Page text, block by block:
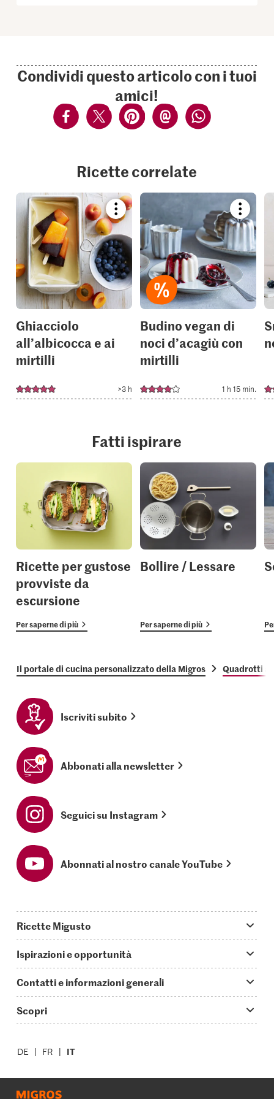
Condividi questo articolo con i tuoi
amici!
Ricette correlate
Bookmark
recipe
add
it
to
your
collections.
Ghiacciolo
all’albicocca e ai
mirtilli
>3 h
recipe
or
add
it
to
your
Budino vegan di
noci d’acagiù con
mirtilli
1 h 15 min.
Fatti ispirare
Ricette per gustose
provviste da
escursione
Per saperne di più
Bollire / Lessare
Per saperne di più
Il portale di cucina personalizzato della Migros Quadrotti
Iscriviti subito
Abbonati alla newsletter
Seguici su Instagram
Abonnati al nostro canale YouTube
Ricette Migusto
Oggi cucino
Piatti principali
Ricette semplici & veloci
Aperitivi
Ricette al forno
Ispirazioni e opportunità
Storie
Video How to
Glossario degli ingredienti
Login Migusto
Contatti e informazioni generali
Guida alle abbreviazioni
Contatti
Pubblicità
Scopri
Migros Online
A proposito della Migros
DE FR IT